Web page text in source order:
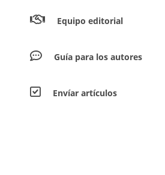
Equipo editorial
Guía para los autores
Envíar artículos